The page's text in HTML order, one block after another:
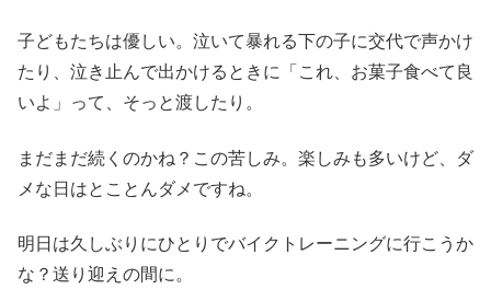
子どもたちは優しい。泣いて暴れる下の子に交代で声かけ
たり、泣き止んで出かけるときに「これ、お菓子食べて良
いよ」って、そっと渡したり。
まだまだ続くのかね？この苦しみ。楽しみも多いけど、ダ
メな日はとことんダメですね。
明日は久しぶりにひとりでバイクトレーニングに行こうか
な？送り迎えの間に。